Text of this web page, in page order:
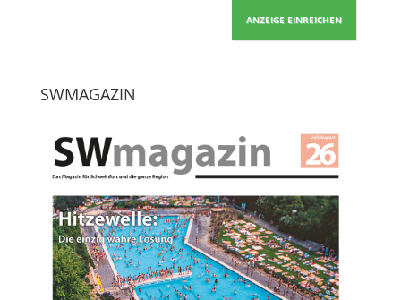
ANZEIGE EINREICHEN
SWMAGAZIN